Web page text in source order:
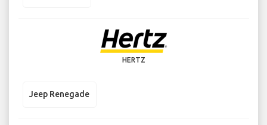
HERTZ
Jeep Renegade